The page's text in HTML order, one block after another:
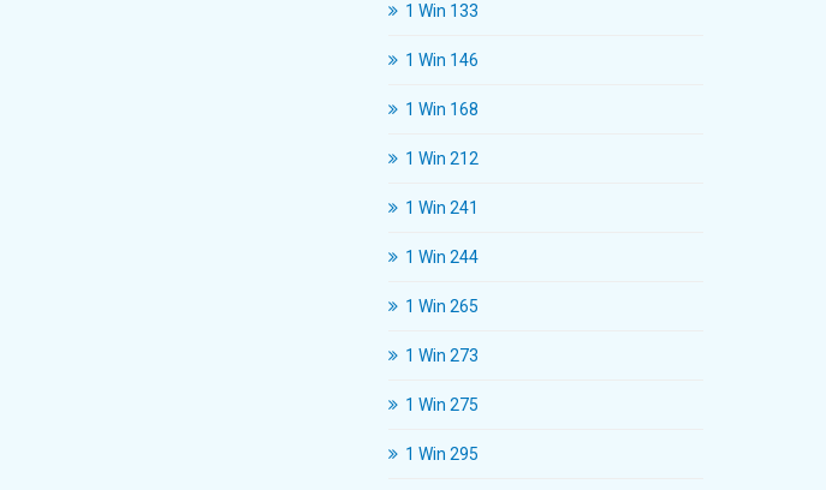
1 Win 133
1 Win 146
1 Win 168
1 Win 212
1 Win 241
1 Win 244
1 Win 265
1 Win 273
1 Win 275
1 Win 295